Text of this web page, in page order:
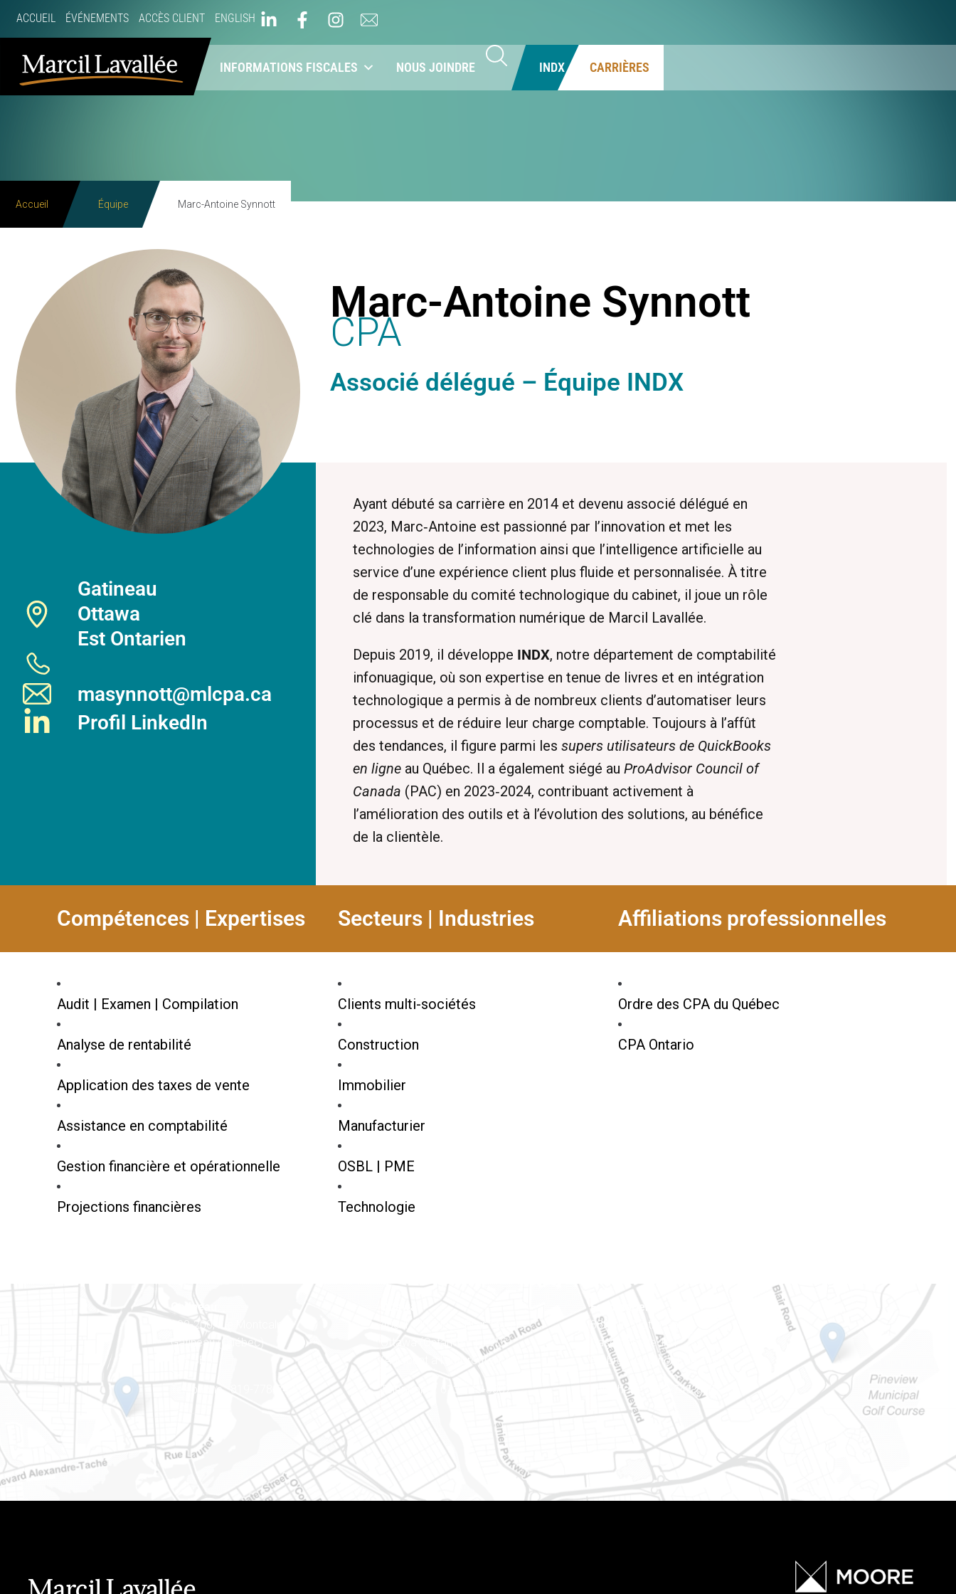
ACCUEIL ÉVÉNEMENTS ACCÈS CLIENT ENGLISH
À PROPOS NOS SERVICES INFORMATIONS FISCALES NOUS JOINDRE INDX CARRIÈRES
Accueil Équipe Marc-Antoine Synnott
Marc-Antoine Synnott
CPA
Associé délégué – Équipe INDX
Gatineau
Ottawa
Est Ontarien
masynnott@mlcpa.ca
Profil LinkedIn
Ayant débuté sa carrière en 2014 et devenu associé délégué en
2023, Marc‑Antoine est passionné par l’innovation et met les
technologies de l’information ainsi que l’intelligence artificielle au
service d’une expérience client plus fluide et personnalisée. À titre
de responsable du comité technologique du cabinet, il joue un rôle
clé dans la transformation numérique de Marcil Lavallée.
Depuis 2019, il développe INDX, notre département de comptabilité
infonuagique, où son expertise en tenue de livres et en intégration
technologique a permis à de nombreux clients d’automatiser leurs
processus et de réduire leur charge comptable. Toujours à l’affût
des tendances, il figure parmi les supers utilisateurs de QuickBooks
en ligneau Québec. Il a également siégé au ProAdvisor Council of
Canada (PAC) en 2023‑2024, contribuant activement à
l’amélioration des outils et à l’évolution des solutions, au bénéfice
de la clientèle.
Compétences | Expertises Secteurs | Industries Affiliations professionnelles
Audit | Examen | Compilation
Analyse de rentabilité
Application des taxes de vente
Assistance en comptabilité
Gestion financière et opérationnelle
Projections financières
Clients multi-sociétés
Construction
Immobilier
Manufacturier
OSBL | PME
Technologie
Ordre des CPA du Québec
CPA Ontario
Gatineau
100-200, rue Montcalm
Gatineau (Québec)
J8Y 3B5
Téléphone : 819-778-2428
Ottawa
400-1420, place Blair Towers
Ottawa (Ontario) K1J 9L8
(Adjacent à l’autoroute 174)
Téléphone : 613-745-8387
Est ontarien
888, rue Notre-Dame
Case postale 101
Embrun (Ontario) K0A 1W1
Téléphone : 613-745-8387